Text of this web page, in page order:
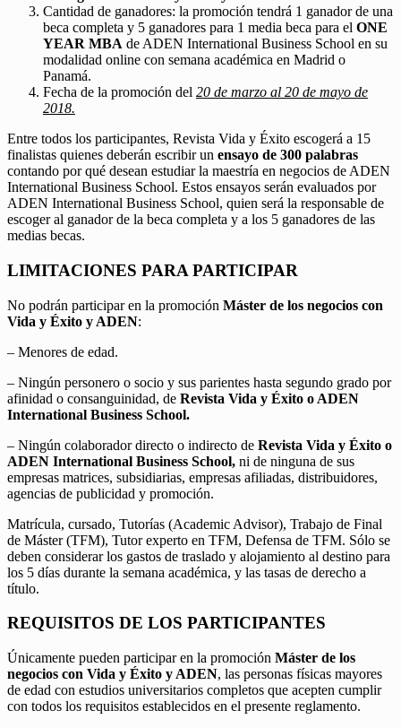
Cantidad de ganadores: la promoción tendrá 1 ganador de una
beca completa y 5 ganadores para 1 media beca para el ONE
YEAR MBA de ADEN International Business School en su
modalidad online con semana académica en Madrid o
Panamá.
Fecha de la promoción del 20 de marzo al 20 de mayo de
2018.
Entre todos los participantes, Revista Vida y Éxito escogerá a 15
finalistas quienes deberán escribir un ensayo de 300 palabras
contando por qué desean estudiar la maestría en negocios de ADEN
International Business School. Estos ensayos serán evaluados por
ADEN International Business School, quien será la responsable de
escoger al ganador de la beca completa y a los 5 ganadores de las
medias becas.
LIMITACIONES PARA PARTICIPAR
No podrán participar en la promoción Máster de los negocios con
Vida y Éxito y ADEN:
– Menores de edad.
– Ningún personero o socio y sus parientes hasta segundo grado por
afinidad o consanguinidad, de Revista Vida y Éxito o ADEN
International Business School.
– Ningún colaborador directo o indirecto de Revista Vida y Éxito o
ADEN International Business School, ni de ninguna de sus
empresas matrices, subsidiarias, empresas afiliadas, distribuidores,
agencias de publicidad y promoción.
Matrícula, cursado, Tutorías (Academic Advisor), Trabajo de Final
de Máster (TFM), Tutor experto en TFM, Defensa de TFM. Sólo se
deben considerar los gastos de traslado y alojamiento al destino para
los 5 días durante la semana académica, y las tasas de derecho a
título.
REQUISITOS DE LOS PARTICIPANTES
Únicamente pueden participar en la promoción Máster de los
negocios con Vida y Éxito y ADEN, las personas físicas mayores
de edad con estudios universitarios completos que acepten cumplir
con todos los requisitos establecidos en el presente reglamento.